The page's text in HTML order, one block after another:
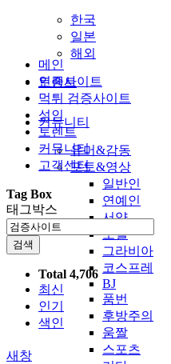
한국
일본
해외
토렌트
커뮤니티
유머&감동
포토&영상
일반인
연예인
서양
모델
그라비아
코스프레
BJ
품번
후방주의
움짤
스포츠
메인
인증사이트
먹튀 검증사이트
성인
토렌트
커뮤니티
고객센터
Tag Box
태그박스
검색
Total 4,706
최신
인기
색인
새창